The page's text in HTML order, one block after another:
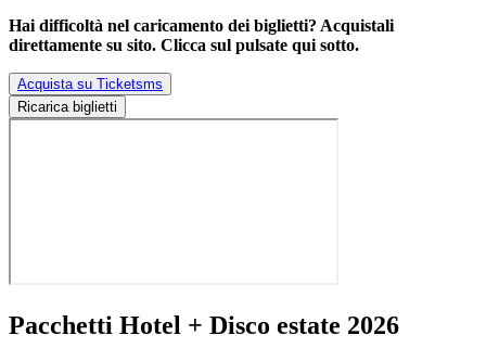
Hai difficoltà nel caricamento dei biglietti? Acquistali
direttamente su sito. Clicca sul pulsate qui sotto.
Acquista su Ticketsms
Ricarica biglietti
Pacchetti Hotel + Disco estate 2026